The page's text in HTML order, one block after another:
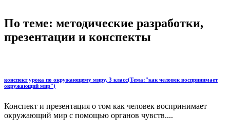
По теме: методические разработки,
презентации и конспекты
конспект урока по окружающему миру, 3 класс(Тема:"как человек воспринимает
окружающий мир")
Конспект и презентация о том как человек воспринимает
окружающий мир с помощью органов чувств....